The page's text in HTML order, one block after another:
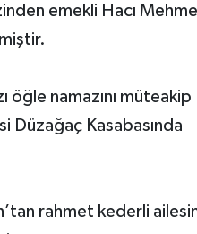
emekli Hacı
öğle namazını müteakip
Düzağaç Kasabasında
rahmet kederli